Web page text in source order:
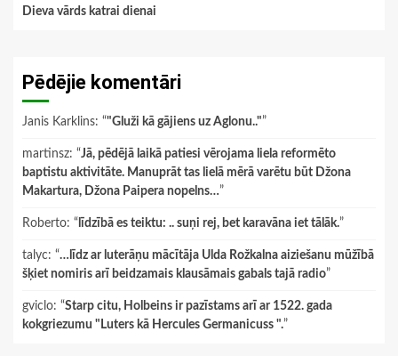
Dieva vārds katrai dienai
Pēdējie komentāri
Janis Karklins: “"Gluži kā gājiens uz Aglonu.."”
martinsz: “Jā, pēdējā laikā patiesi vērojama liela reformēto
baptistu aktivitāte. Manuprāt tas lielā mērā varētu būt Džona
Makartura, Džona Paipera nopelns…”
Roberto: “ līdzībā es teiktu: .. suņi rej, bet karavāna iet tālāk.”
talyc: “…līdz ar luterāņu mācītāja Ulda Rožkalna aiziešanu mūžībā
šķiet nomiris arī beidzamais klausāmais gabals tajā radio”
gviclo: “Starp citu, Holbeins ir pazīstams arī ar 1522. gada
kokgriezumu "Luters kā Hercules Germanicuss ".”